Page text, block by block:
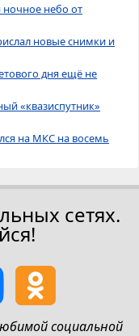
ночное небо от
новые снимки и
дня ещё не
«квазиспутник»
на МКС на восемь
сетях.
социальной